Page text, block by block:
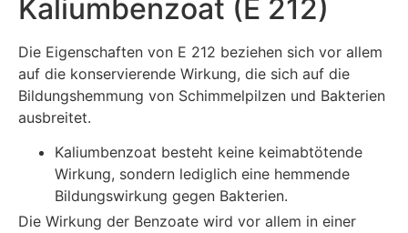
Kaliumbenzoat (E 212)
Die Eigenschaften von E 212 beziehen sich vor allem
auf die konservierende Wirkung, die sich auf die
Bildungshemmung von Schimmelpilzen und Bakterien
ausbreitet.
Kaliumbenzoat besteht keine keimabtötende
Wirkung, sondern lediglich eine hemmende
Bildungswirkung gegen Bakterien.
Die Wirkung der Benzoate wird vor allem in einer